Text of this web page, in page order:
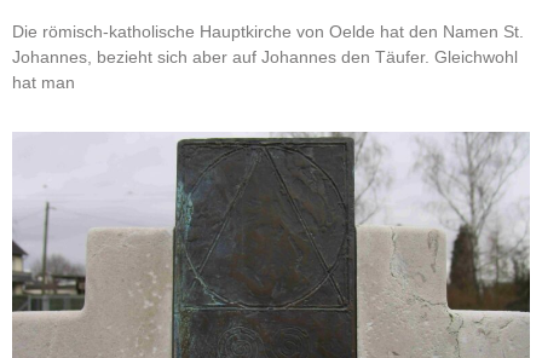
Die römisch-katholische Hauptkirche von Oelde hat den Namen St.
Johannes, bezieht sich aber auf Johannes den Täufer. Gleichwohl
hat man